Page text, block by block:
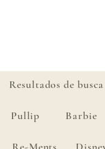
Resultados de busca
Pullip Barbie